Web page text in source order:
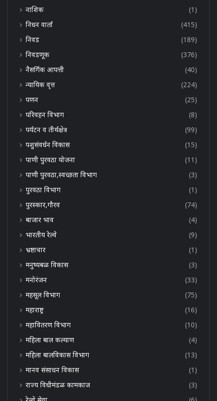
नाशिक
(1)
निधन वार्ता
(415)
निवड
(189)
निवडणूक
(376)
नैसर्गिक आपत्ती
(40)
न्यायिक वृत्त
(224)
पणन
(25)
परिवहन विभाग
(8)
पर्यटन व तीर्थक्षेत्र
(99)
पशुसंवर्धन विकास
(15)
पाणी पुरवठा योजना
(11)
पाणी पुरवठा,स्वच्छता विभाग
(3)
पुरवठा विभाग
(1)
पुरस्कार,गौरव
(74)
बाजार भाव
(4)
भारतीय रेल्वे
(9)
भ्रष्टाचार
(1)
मनुष्यबळ विकास
(3)
मनोरंजन
(33)
महसूल विभाग
(75)
महाराष्ट्र
(16)
महावितरण विभाग
(10)
महिला बाल कल्याण
(4)
महिला बालविकास विभाग
(13)
मानव संसाधन विकास
(1)
राज्य विधीमंडळ कामकाज
(3)